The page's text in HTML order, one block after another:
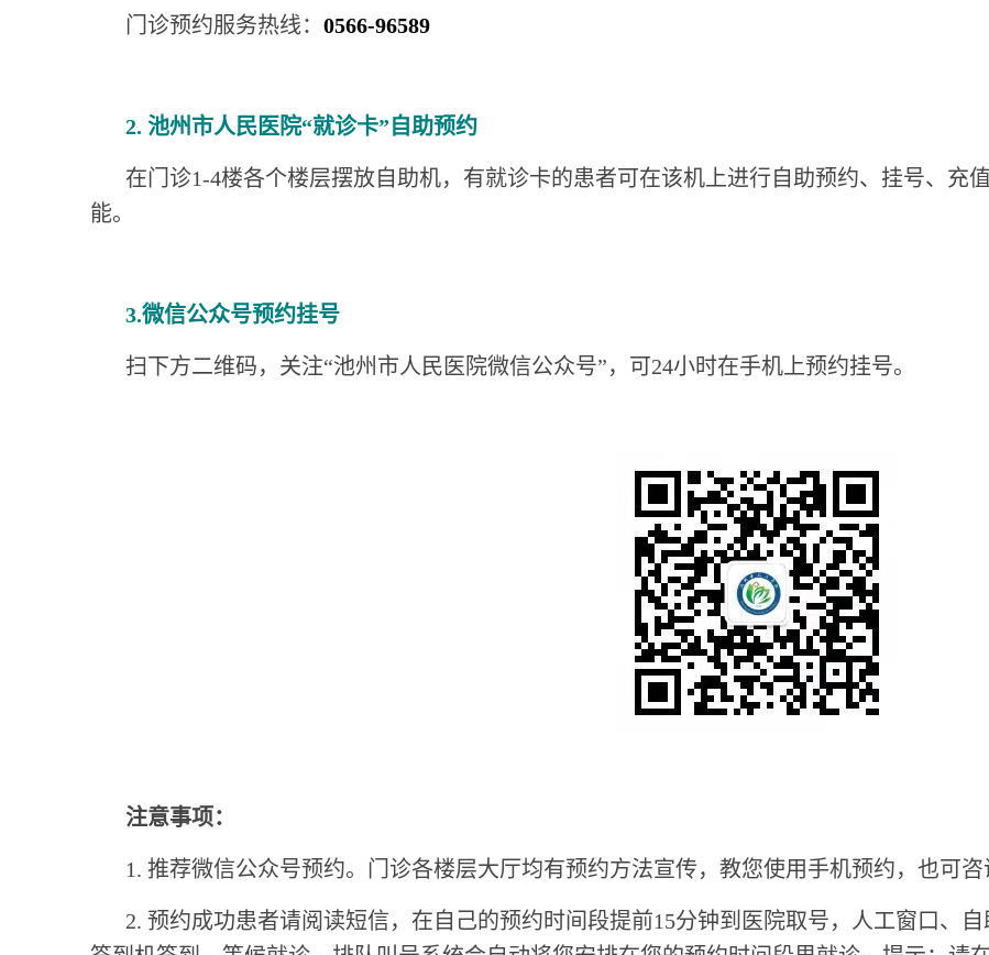
门诊预约服务热线： 0566-96589
2. 池州市人民医院“就诊卡”自助预约
在门诊1-4楼各个楼层摆放自助机，有就诊卡的患者可在该机上进行自助预约、挂号、充
能。
3.微信公众号预约挂号
扫下方二维码，关注“池州市人民医院微信公众号”，可24小时在手机上预约挂号。
注意事项：
1. 推荐微信公众号预约。门诊各楼层大厅均有预约方法宣传，教您使用手机预约，也可咨
2. 预约成功患者请阅读短信，在自己的预约时间段提前15分钟到医院取号，人工窗口、